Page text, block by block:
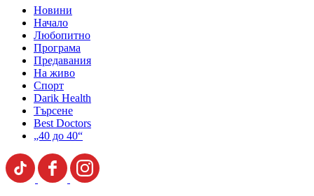
Новини
Начало
Любопитно
Програма
Предавания
На живо
Спорт
Darik Health
Търсене
Best Doctors
„40 до 40“